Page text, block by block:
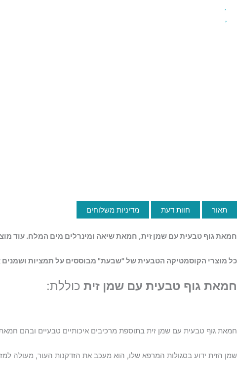
תאור חוות דעת מדיניות משלוחים
חמאת גוף טבעית עם שמן זית, חמאת שיאה ומינרלים מים המלח. עוד
כל מוצרי הקוסמטיקה הטבעית של "שבעת" מבוססים על תמציות ושמנים
חמאת גוף טבעית עם שמן זית כוללת:
חמאת גוף טבעית עם שמן זית בתוספת מרכיבים איכותיים טבעיים ובהם חמאת
שמן הזית ידוע בסגולות המרפא שלו, הוא מעכב את הזדקנות העור, מעולה